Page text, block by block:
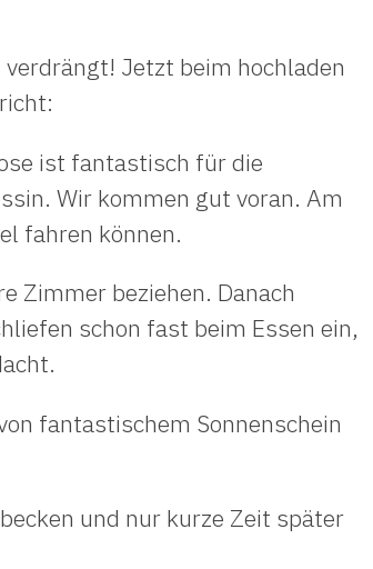
Jetzt beim hochladen
ist fantastisch für die
Wir kommen gut voran. Am
fahren können.
Zimmer beziehen. Danach
schon fast beim Essen ein,
fantastischem Sonnenschein
und nur kurze Zeit später